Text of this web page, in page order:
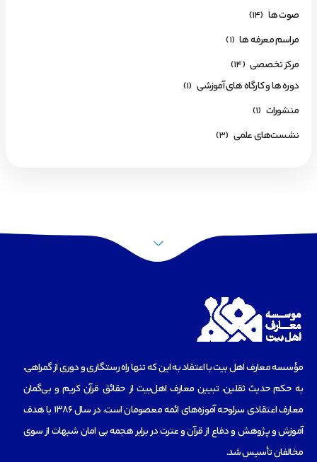
صوت ها (14)
مراسم معرفه ها (1)
مرکز تخصصی (14)
دوره ها و کارگاه های آموزشی (1)
منشورات (1)
نشست‌های علمی (3)
مؤسسه‌ معارف اهل بیت با اعتقاد به این که تنها راه رستگاری و دوری از گمراهی،
به حکم حدیث ثقلین، تبیین معارف اهل‌بیت از حقائق قرآن کریم و بی‌گمان
معارف اعتقادی سرلوحه آموزه‌های ائمه معصومان است، در سال 1386 با هدف
آموزش و پژوهش و دفاع از قرآن و عترت در برابر هجمه بی امان شبهات از سوی
مخالفان تأسیس شد.